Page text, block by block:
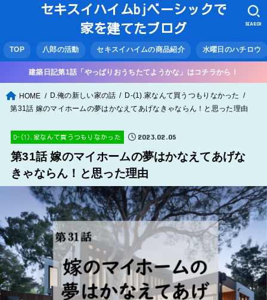
セキスイハイムbjベーシックで
家を建てたブログ
TOP 八郎の活動 セキスイハイムの商品紹介 水曜日のハチロウ
SEARCH
建築日記第1話「やっぱりおうちたてようかな」はコチラから！
HOME D.俺の新しい家の話
D-(1).家なんて買うつもりなかった
第31話 嫁のマイホームの夢はかなえてあげなきゃならん！と思った理由
D-(1).家なんて買うつもりなかった 2023.02.05
第31話 嫁のマイホームの夢はかなえてあげな
きゃならん！と思った理由